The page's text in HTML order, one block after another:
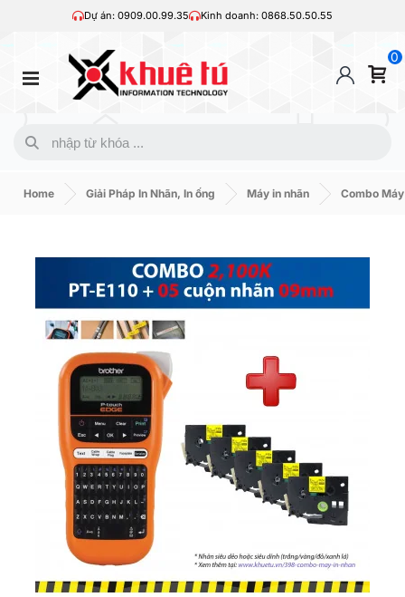
Dự án: 0909.00.99.35 Kinh doanh: 0868.50.50.55
0
Home Giải Pháp In Nhãn, In ống Máy in nhãn Combo